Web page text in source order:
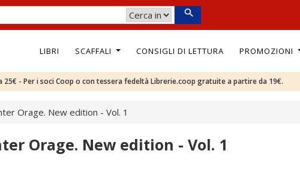
LIBRI SCAFFALI CONSIGLI DI LETTURA PROMOZIONI
- Per i soci Coop o con tessera fedeltà Librerie.coop gratuite a partire da 19€.
Orage. New edition - Vol. 1
Orage. New edition - Vol. 1